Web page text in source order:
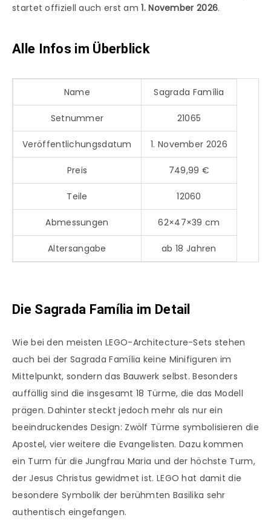
startet offiziell auch erst am1. November 2026.
Alle Infos im Überblick
Name Sagrada Família
Setnummer 21065
Veröffentlichungsdatum 1. November 2026
Preis 749,99 €
Teile 12060
Abmessungen 62×47×39 cm
Altersangabe ab 18 Jahren
Die Sagrada Família im Detail
Wie bei den meisten LEGO-Architecture-Sets stehen
auch bei der Sagrada Família keine Minifiguren im
Mittelpunkt, sondern das Bauwerk selbst. Besonders
auffällig sind die insgesamt 18 Türme, die das Modell
prägen. Dahinter steckt jedoch mehr als nur ein
beeindruckendes Design: Zwölf Türme symbolisieren die
Apostel, vier weitere die Evangelisten. Dazu kommen
ein Turm für die Jungfrau Maria und der höchste Turm,
der Jesus Christus gewidmet ist. LEGO hat damit die
besondere Symbolik der berühmten Basilika sehr
authentisch eingefangen.